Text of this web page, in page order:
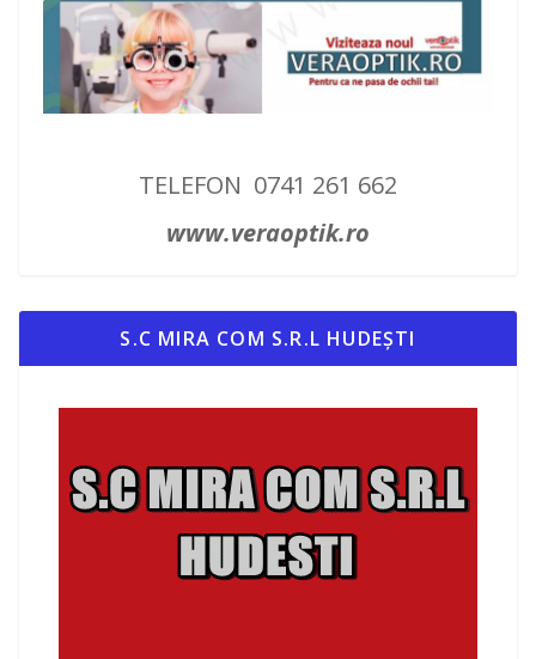
TELEFON 0741 261 662
www.veraoptik.ro
S.C MIRA COM S.R.L HUDEȘTI